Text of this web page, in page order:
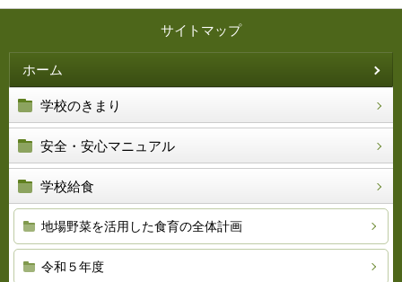
サイトマップ
ホーム
学校のきまり
安全・安心マニュアル
学校給食
地場野菜を活用した食育の全体計画
令和５年度